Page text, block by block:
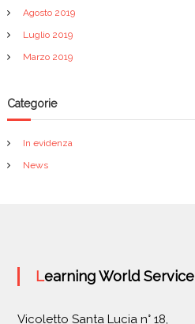
Agosto 2019
Luglio 2019
Marzo 2019
Categorie
In evidenza
News
Learning World Service
Vicoletto Santa Lucia n° 18,